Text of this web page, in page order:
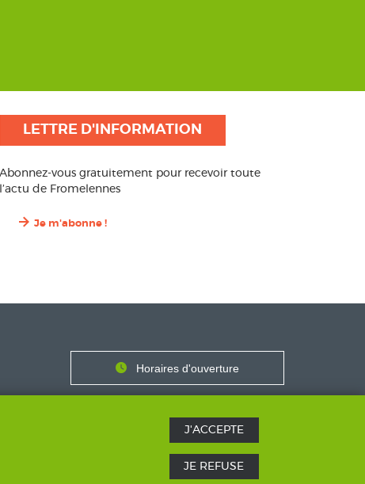
LETTRE D'INFORMATION
Abonnez-vous gratuitement pour recevoir toute
l’actu de Fromelennes
Je m'abonne !
HorairesHoraires d'ouverture
Nous contacter
J'ACCEPTE
JE REFUSE